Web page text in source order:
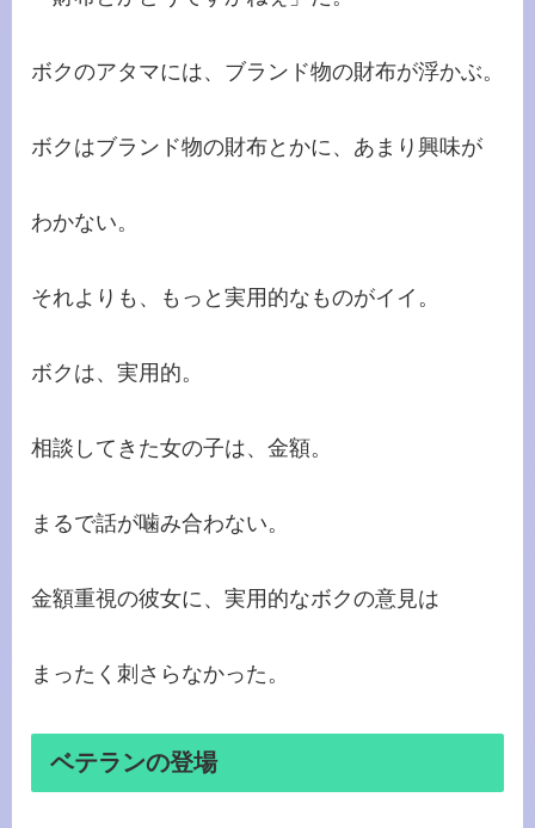
ボクのアタマには、ブランド物の財布が浮かぶ。
ボクはブランド物の財布とかに、あまり興味が
わかない。
それよりも、もっと実用的なものがイイ。
ボクは、実用的。
相談してきた女の子は、金額。
まるで話が噛み合わない。
金額重視の彼女に、実用的なボクの意見は
まったく刺さらなかった。
ベテランの登場